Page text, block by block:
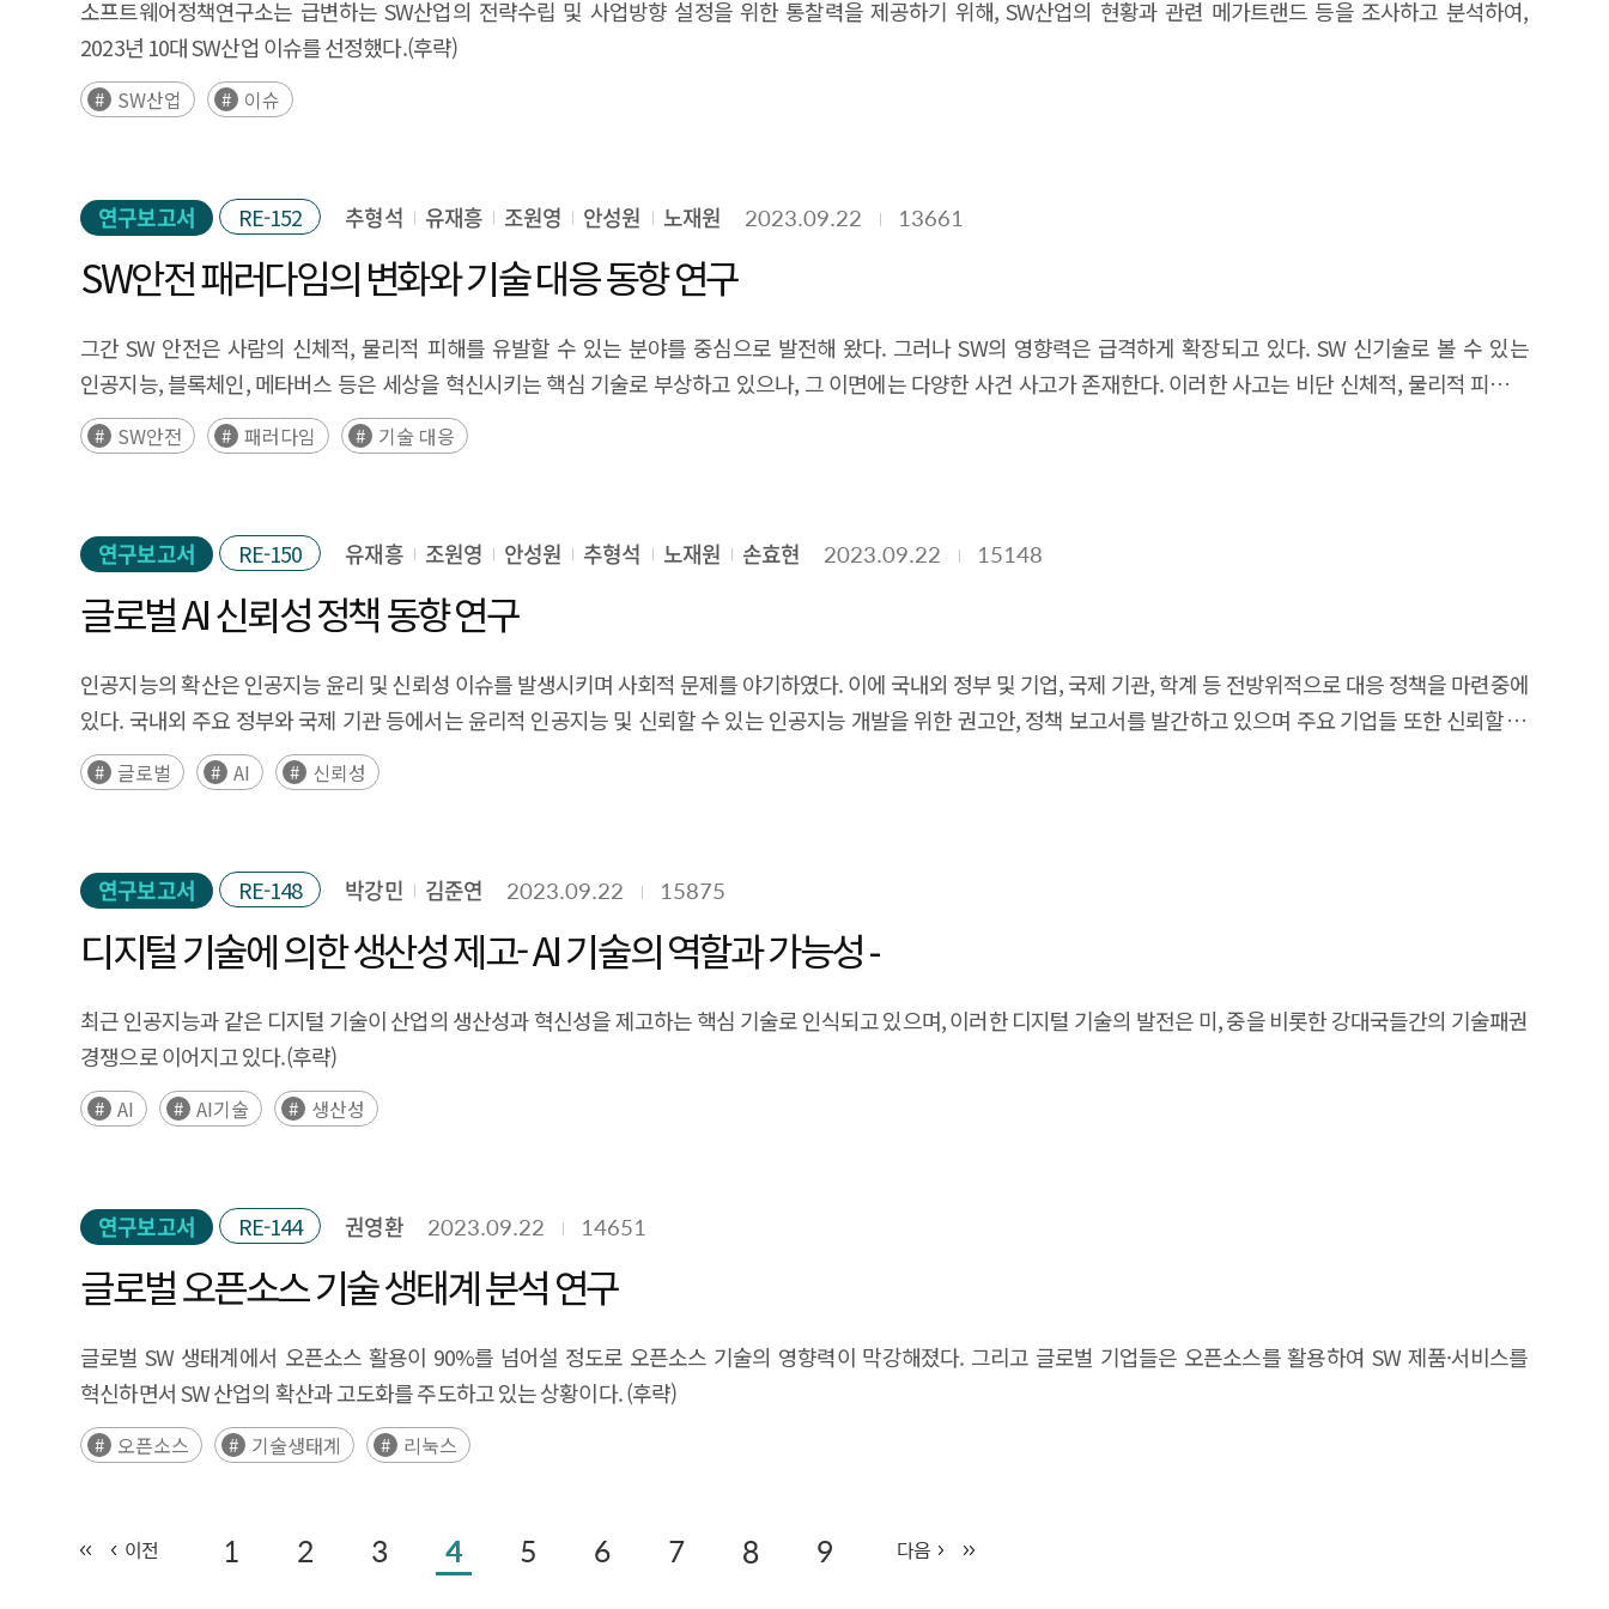
지식이 부족하다는 점이다. 기관 내부에 인공지능 교육을 강화하고 초기 단계부터 두 가지 입장을 조율하고 올바른 의사결정을 할 수 있는 사내 전문가를 양성해야 한다.
다섯째, 데이터 cleaning을 위한 시간과 예산 지원을 강화해야 한다. 인공지능은 기존 시스템과 달리 얼마나 정제된 데이터로 학습하는가가 중요하다. 많은 공공사업이
인공지능 특성에 대한 고려 없이 기존 관행대로 개발 일정과 비용을 책정해 데이터 cleaning에서 많은 문제와 애로사항이 발생한다고 지적한다. 구축 계획시 데이터에 대한
기여한다고 해석할 수 있다. 그리고 기업 사업화 성장에 영향을 많이 준 오픈소스 사업화 요인으로는 프로젝트 기여자 수, 와칭 수와 기업 오픈소스 인력 수와 프로젝트 수가
통계적 유의성이 많았기 때문에 다양한 오픈소스 활동 중에 프로젝트 기여자 수와 와칭 수를 늘리기 위한 기술 홍보와 기업 오픈소스 인력 확보 및 오픈소스 개발 활성화가
중요하다고 해석된다. 오픈소스 사업화 성과와 관련된 주요 일반 사업화 요인으로는 기술적 측면의 특허 수와 활용 SW 수가 있으며 기업 홍보 측면의 기사 수가 통계적
유의성이 많았기 때문에 오픈소스는 기술 역량 확보를 위한 노력과 함께 홍보(기술 마케팅) 역량 강화가 필요하다고 해석된다. 그리고 최근 늘어나는 상용 오픈소스 라이선스의
직원 수 증가에 기여한다고 해석되며 상용 오픈소스 라이선스 전환을 위한 주요 조건으로 프로젝트 와칭 수가 가장 유의미한 요인으로 해석된다. 글로벌 오픈소스 전문기업
현황 분석과 오픈소스 전문기업의 사업화 성장 요인 분석 결과를 종합적으로 해석하여 결론에서 핵심 정책적 시사점으로 오픈소스 전문기업 육성을 제시하며 이를 위한 추가
시사점을 3가지를 더 제시하였다. ① 기술 마케팅 측면에서 오픈소스 사업화 지원 - 지원 1: 오픈소스 프로젝트 활성화 지원 - 지원 2: 오픈소스 제품화를 위한 비즈니스 협업
지원 ② 오픈소스 기업 중점 지원 방향 - 프로젝트 활성화(기여자 수, 와칭 수)를 위한 홍보 지원 - 오픈소스 인력 양성 ③ 오픈소스 기술 경쟁력 강화를 위한 글로벌 생태계 참여
지원 5. 정책적 활용 내용 SW 산업 육성과 국가 경쟁력 강화를 위해 오픈소스 중요성이 증가하기 때문에 본 연구는 오픈소스 생태계 활성화 정책 수립를 위한 기초 자료로써
활용될 수 있다. 국내 SW 기업들은 글로벌 빅테크 기업들과 달리 투자 규모, 인력 측면에서 현격한 차이가 있기 때문에 오픈소스 정책 수립에 있어 빅테크 기업 사례는 정책
수립에 어려움이 있다. 하지만 글로벌 오픈소스 전문기업들은 규모 면에서 국내 SW 기업들과 비슷하기 때문에 이들 기업에 대한 상세한 연구는 오픈소스 정책 수립 및 SW 정책
수립에 있어 중요한 자료로 판단된다. 따라서, 오픈소스 전문기업에 대한 현황 분석 및 성장 요인 분석을 통해 새로운 오픈소스 정책 수립, 특히 오픈소스 전문기업 육성 정책을
등장하고 성장할 수 있는 토대가 마련되길 기대한다. 만약 오픈소스 전문기업들이 많이 등장하고 성장한다면 국내 SW 생태계의 핵심인 중소SW기업들의 경쟁력 상승과 국가
SW 경쟁력도 더욱 강화될 것으로 생각된다. 이들 기업들은 글로벌 오픈소스 생태계를 근간으로 기술 개발과 SW 사업화가 이루어지기 때문에 오픈소스 기반 기술 경쟁력으로
국내외 시장에서 영향력을 키울 수 있을 것으로 생각된다. 이는 곧 고부가가치 산업인 국내 SW산업 성장과 국가 디지털 경쟁력 강화의 초석이 될 것이며, 기업 성장과 함께 고용
분석을 통한 7개국 SW 해외진출 관련 제언 미국은 자유무역을 지지해오던 입장과 일관되게 디지털통상규범에서도 전자상거래의 자유화를 선도하고 있다. 그러나 최근에는
연방정부기관의 사이버보안을 대폭 강화하고 소비자용 IoT제품에 대한 자발적 인증을 도입하는 등 자국의 공공부문 외에 민간부문의 사이버보안 역량을 향상시키려고 많은
노력을 하고 있다. 또한 온라인플랫폼은 규제 입법 속도가 느린 반면, 인공지능에 대한 규제논의는 의회 외에 행정부 내에서도 개시되어 있는 바 향후 추이를 주목할 필요가
있다. 디지털서비스법(DSA) 준수 여부에 대한 준비는 필요할 것으로 보이나, GDPR이나 사이버보안 관련 국제표준을 준수할 수 있는 역량을 갖춘다면 진출 가능성은 미국과
유사할 것으로 보인다. 일본은 디지털통상규범에서 미국과 상당히 유사하게 자유를 강조하는 입장이며, 사이버보안 및 온라인플랫폼과 관련하여 최근 미국과 유럽연합이
보여주는 새로운 움직임에 비해서는 신중한 자세를 취하고 있다고 판단된다. 인공지능 역시 구속력 있는 규제는 마련되어 있지 않다. 국내 SW기업은 각종 가이드라인을
강력한데, 현지 파트너사와 함께 중국정부의 각종 인증제도를 준수하면서 제품과 서비스를 공급할 필요가 있다. 개인정보 처리와 관련한 인터넷 서비스 규제를 감안한다면,
전통적인 패키지SW 분야에 기회가 있을 것으로 보인다. 온라인플랫폼은 상품 공급자에게 귀책이 있더라도 온라인플랫폼 사업자가 온라인소비자에 대한 우선적 책임을
지도록 규정하고 있음을 염두하고 서비스를 제공할 필요가 있다. 무엇보다 인공지능에 대해 강력한 규제를 두고 있는데, 생성AI와 알고리즘 추천서비스 및 딥페이크 기술
이용에 대한 각종 제약을 준수할 수 있는 제품 및 서비스를 준비할 필요가 있다. 베트남도 중국과 상당히 유사한 입장에서 디지털통상에서 자국 이익을 최대화하며 협정
적다는 장점이 있다. 다만 온라인플랫폼의 경우 베트남 현지에 대표사무소 설립/대리인 지정 의무가 부과되는 점을 염두하고 준비해야 할 필요가 있다. 인도네시아는 다른
국가들과 달리 디지털통상 관세부과를 강하게 옹호하지만 실현가능성은 미지수이다. 온라인플랫폼의 경우 역시 대표사무소 설립/대리인 지정의무가 부과되는 점을 염두해야
하고, 소셜커머스를 통한 상품 판매를 금지하는 법안이 의회에 개시된 바 향후 추이를 살펴볼 필요가 있다. 그 밖의 SW규제는 중국, 베트남 등에 비해서는 강하지 않거나 국제적
추세에 발맞추어 약화되고 있다. 특히 2024년 개인정보보호법이 시행되면 국외이전 제한 정도가 GDPR과 유사해지므로 인터넷 서비스 분야도 진출 가능성이 높아진다.
말레이시아는 아세안 3개국 중 가장 디지털통상의 자유화를 수용하는 입장으로, 1년 단위 사업자 허가갱신 및 개인정보처리자 등록 의무와 디지털서비스세 부과가능성을
제외하고는 규제 측면에서 진출하기에는 가장 용이한 국가로 보인다. 5. 정책적 활용 내용 2024년 정부 예산에 반영된 SW 해외진출 촉진 관련 각종 지원사업에서 구체적인
사업내용을 수립하는데 참고자료로 활용될 예정 6. 기대효과 2025년도 정부 예산에 포함될 SW 해외진출 촉진 관련 각종 지원사업 계획 수립에 활용되어 수요국 맞춤형
지원사업의 효율성이 증진되며, 국내 SW기업들이 자신의 강점을 활용하여 성공가능성이 높은 해외국가를 선정하여 진출전략을 수립하는데 도움이 되기를 기대함
참고자료로 활용될 것이다. 6. 기대효과 본 연구 결과는 산업, 정부, 교육 및 연구기관 측면에서 각각 시사점을 제공할 수 있을 것이다. 첫째, 산업계에는 SW유망기술,
유망기술과 시너지를 낼 수 있는 결합기술, 활용분야 등을 제시함으로써 기술 개발 및 사업 재편에 대한 전략적 방향설정에 활용할 수 있을 것이다. 나아가 본 연구결과를 토대로
효율적인 기술 투자와 개발을 진행하여 성공적인 비즈니스 모델을 형성할 수 있을 것으로 기대한다. 둘째, 정부차원에서는 연구 결과를 기반으로 SW유망기술 개발과 확산을
촉진하는 정책 수립에 활용할 수 있을 것이다. 이는 디지털 변혁에 선도적 정책지원으로 기술패권에서 우위를 선점하는 데 기여할 수 있을 것이다. 마지막으로 본 연구의 결과는
소프트웨어정책연구소는 급변하는 SW산업의 전략수립 및 사업방향 설정을 위한 통찰력을 제공하기 위해, SW산업의 현황과 관련 메가트랜드 등을 조사하고 분석하여,
2023년 10대 SW산업 이슈를 선정했다.(후략)
SW산업 이슈
연구보고서 RE-152 추형석 유재흥 조원영 안성원 노재원 2023.09.22 13661
SW안전 패러다임의 변화와 기술 대응 동향 연구
그간 SW 안전은 사람의 신체적, 물리적 피해를 유발할 수 있는 분야를 중심으로 발전해 왔다. 그러나 SW의 영향력은 급격하게 확장되고 있다. SW 신기술로 볼 수 있는
인공지능, 블록체인, 메타버스 등은 세상을 혁신시키는 핵심 기술로 부상하고 있으나, 그 이면에는 다양한 사건 사고가 존재한다. 이러한 사고는 비단 신체적, 물리적 피해를
넘어 정신적, 경제적 피해를 유발시키고 있다. (후략)
SW안전 패러다임 기술 대응
연구보고서 RE-150 유재흥 조원영 안성원 추형석 노재원 손효현 2023.09.22 15148
글로벌 AI 신뢰성 정책 동향 연구
인공지능의 확산은 인공지능 윤리 및 신뢰성 이슈를 발생시키며 사회적 문제를 야기하였다. 이에 국내외 정부 및 기업, 국제 기관, 학계 등 전방위적으로 대응 정책을 마련중에
있다. 국내외 주요 정부와 국제 기관 등에서는 윤리적 인공지능 및 신뢰할 수 있는 인공지능 개발을 위한 권고안, 정책 보고서를 발간하고 있으며 주요 기업들 또한 신뢰할 수
있는 인공지능 개발을 위하여 기업 윤리 원칙 수립과 신뢰성 검증 도구 등의 개발을 촉진하고 있는 상황이다. 국내 또한 인공지능 신뢰성 확보를 위해 신뢰할 만한 인공지능 실현
전략 등을 추진하고 있다. 이렇듯 시의성 있는 정책 대응 방안 마련이 필요한 시점에서 인공지능 신뢰성 확보를 위한 국내외 정책 동향을 조사하고 분석하여 국내 인공지능 정책
글로벌 AI 신뢰성
연구보고서 RE-148 박강민 김준연 2023.09.22 15875
디지털 기술에 의한 생산성 제고- AI 기술의 역할과 가능성 -
최근 인공지능과 같은 디지털 기술이 산업의 생산성과 혁신성을 제고하는 핵심 기술로 인식되고 있으며, 이러한 디지털 기술의 발전은 미, 중을 비롯한 강대국들간의 기술패권
경쟁으로 이어지고 있다.(후략)
AI AI기술 생산성
연구보고서 RE-144 권영환 2023.09.22 14651
글로벌 오픈소스 기술 생태계 분석 연구
글로벌 SW 생태계에서 오픈소스 활용이 90%를 넘어설 정도로 오픈소스 기술의 영향력이 막강해졌다. 그리고 글로벌 기업들은 오픈소스를 활용하여 SW 제품·서비스를
혁신하면서 SW 산업의 확산과 고도화를 주도하고 있는 상황이다. (후략)
오픈소스 기술생태계 리눅스
이전 1 2 3 4 5 6 7 8 9 다음